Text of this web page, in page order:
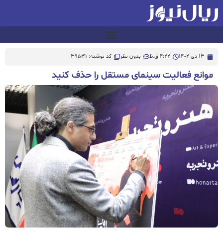
13 دی 1402 4:22 ق.ظ بدون نظر کد نوشته: 39531
موانع فعالیت سینمای مستقل را حذف کنید